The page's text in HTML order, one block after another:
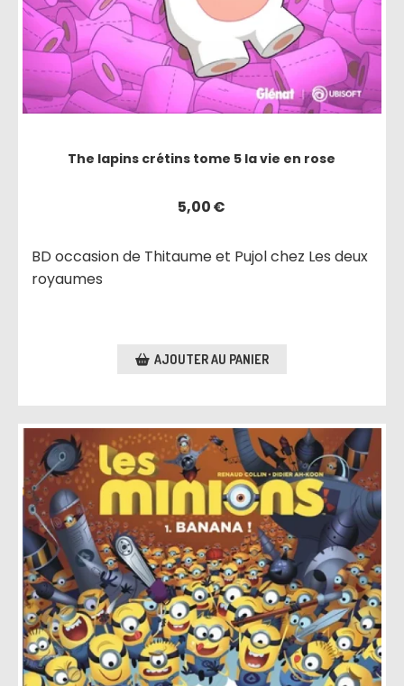
The lapins crétins tome 5 la vie en rose
5,00€
BD occasion de Thitaume et Pujol chez Les deux
royaumes
AJOUTER AU PANIER